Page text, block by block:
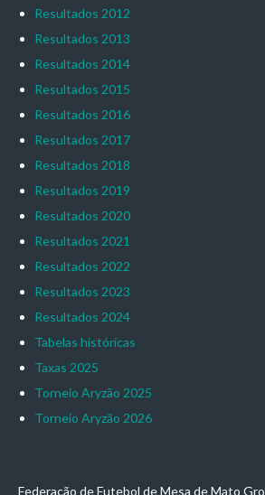
Resultados 2012
Resultados 2013
Resultados 2014
Resultados 2015
Resultados 2016
Resultados 2017
Resultados 2018
Resultados 2019
Resultados 2020
Resultados 2021
Resultados 2022
Resultados 2023
Resultados 2024
Tabelas históricas
Taxas 2025
Torneio Aryzão 2025
Torneio Aryzão 2026
Federação de Futebol de Mesa de Mato